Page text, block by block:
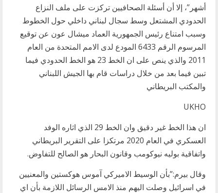
أشهر”، إلا أن أسئلة الصحافيين تركزت على ملف النزاع
الحدودي المشتعل وسط سجال لبناني داخلي حول الخطوط
وسبب امتناع رئيس الجمهورية العماد ميشال عون عن توقيع
المرسوم الرقم 6433 المودع لدى الامم المتحدة من العام
2011 والذي ينص على ان الخط 23 هو الخط الحدودي فيما
تبين فيما بعد من خلال دراسات قام بها الجيش اللبناني
والمكتب البريطاني
UKHO
ان هذا الخط غير دقيق وان الخط 29 الذي اثاره الوفد
العسكري في العام 2020 مرتكزا على التقرير البريطاني
واتفاقية بوليه نيوكومب وقانون البحار هو الصالح للتفاوض.
وقال بيرم:”بأن الوسيط الاميركي آموس هوكستين والمعنيين
في اسرائيل وصلت اليهم منذ الامس الرسائل اللازمة بأن اي